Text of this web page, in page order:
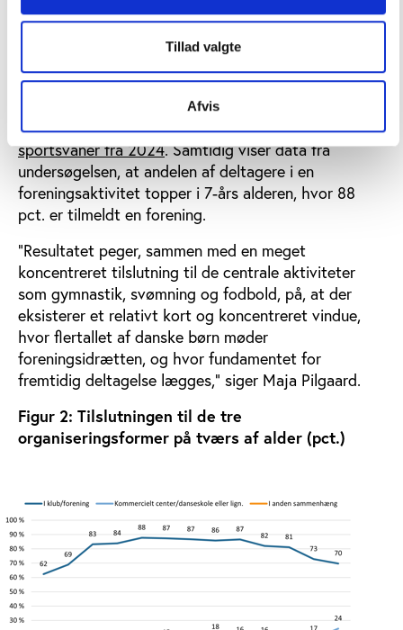
Tillad valgte
Afvis
2020, mens færre dyrker deres aktiviteter i
kommercielle rammer.
Dette mønster modsvarer tendensen for både de 7-
15-årige og de voksnes idrætsvaner, som vist i den
seneste undersøgelse afdanskernes motions- og
sportsvaner fra 2024. Samtidig viser data fra
undersøgelsen, at andelen af deltagere i en
foreningsaktivitet topper i 7-års alderen, hvor 88
pct. er tilmeldt en forening.
”Resultatet peger, sammen med en meget
koncentreret tilslutning til de centrale aktiviteter
som gymnastik, svømning og fodbold, på, at der
eksisterer et relativt kort og koncentreret vindue,
hvor flertallet af danske børn møder
foreningsidrætten, og hvor fundamentet for
fremtidig deltagelse lægges,” siger Maja Pilgaard.
Figur 2: Tilslutningen til de tre
organiseringsformer på tværs af alder (pct.)